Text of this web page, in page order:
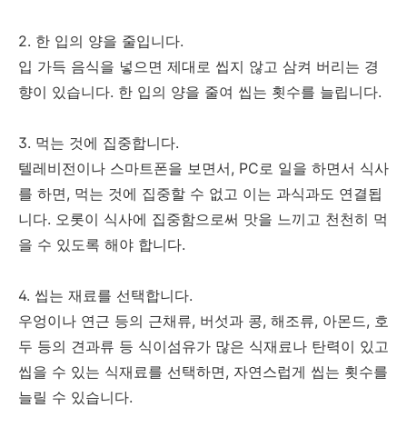
2. 한 입의 양을 줄입니다.
입 가득 음식을 넣으면 제대로 씹지 않고 삼켜 버리는 경
향이 있습니다. 한 입의 양을 줄여 씹는 횟수를 늘립니다.
3. 먹는 것에 집중합니다.
텔레비전이나 스마트폰을 보면서, PC로 일을 하면서 식사
를 하면, 먹는 것에 집중할 수 없고 이는 과식과도 연결됩
니다. 오롯이 식사에 집중함으로써 맛을 느끼고 천천히 먹
을 수 있도록 해야 합니다.
4. 씹는 재료를 선택합니다.
우엉이나 연근 등의 근채류, 버섯과 콩, 해조류, 아몬드, 호
두 등의 견과류 등 식이섬유가 많은 식재료나 탄력이 있고
씹을 수 있는 식재료를 선택하면, 자연스럽게 씹는 횟수를
늘릴 수 있습니다.